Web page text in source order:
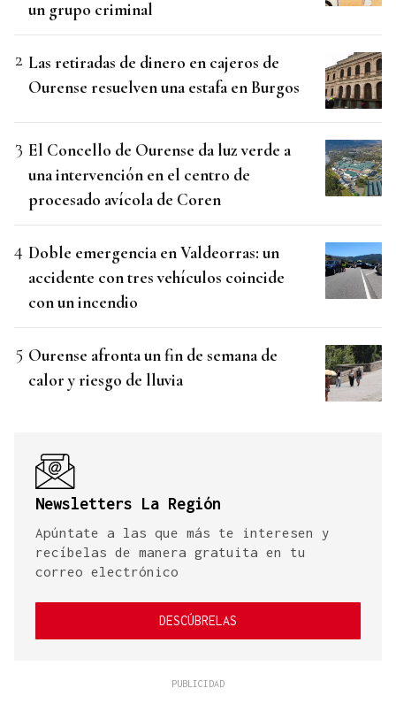
un grupo criminal
Las retiradas de dinero en cajeros de
Ourense resuelven una estafa en Burgos
El Concello de Ourense da luz verde a
una intervención en el centro de
procesado avícola de Coren
Doble emergencia en Valdeorras: un
accidente con tres vehículos coincide
con un incendio
Ourense afronta un fin de semana de
calor y riesgo de lluvia
Newsletters La Región
Apúntate a las que más te interesen y
recíbelas de manera gratuita en tu
correo electrónico
DESCÚBRELAS